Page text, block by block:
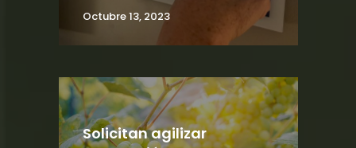
Octubre 13, 2023
Solicitan agilizar